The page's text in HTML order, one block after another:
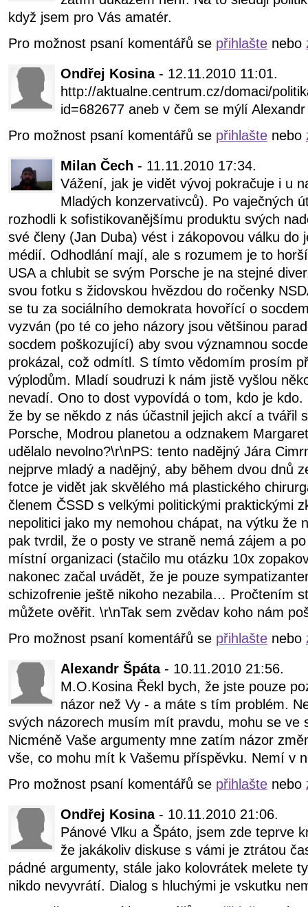
když jsem pro Vás amatér.
Pro možnost psaní komentářů se přihlašte nebo
Ondřej Kosina- 12.11.2010 11:01.
http://aktualne.centrum.cz/domaci/
id=682677 aneb v čem se mýlí
Pro možnost psaní komentářů se přihlašte nebo
Milan Čech - 11.11.2010 17:34.
Vážení, jak je vidět vývoj pokračuje i u
Mladých konzervativců). Po vaječných
rozhodli k sofistikovanějšímu produktu svých
své členy (Jan Duba) vést i zákopovou válku do
médií. Odhodlání mají, ale s rozumem je to
USA a chlubit se svým Porsche je na stejné
svou fotku s židovskou hvězdou do ročenky
se tu za sociálního demokrata hovořící o
vyzván (po té co jeho názory jsou většinou
socdem poškozující) aby svou významnou
prokázal, což odmítl. S tímto vědomím prosím
výplodům. Mladí soudruzi k nám jistě vyšlou
nevadí. Ono to dost vypovídá o tom, kdo je
že by se někdo z nás účastnil jejich akcí a tvářil
Porsche, Modrou planetou a odznakem
udělalo nevolno?\r\nPS: tento nadějný Jára
nejprve mladý a nadějný, aby během dvou dnů
fotce je vidět jak skvělého má plastického
členem ČSSD s velkými politickými praktickými
nepolitici jako my nemohou chápat, na výtku že
pak tvrdil, že o posty ve straně nemá zájem a
místní organizaci (stačilo mu otázku 10x
nakonec začal uvádět, že je pouze
schizofrenie ještě nikoho nezabila… Pročtením
můžete ověřit. \r\nTak sem zvědav koho nám
Pro možnost psaní komentářů se přihlašte nebo
Alexandr Špáta- 10.11.2010 21:56.
M.O.Kosina Řekl bych, že jste pouze
názor než Vy - a máte s tím problém.
svých názorech musím mít pravdu, mohu se ve
Nicméně Vaše argumenty mne zatím názor
vše, co mohu mít k Vašemu příspěvku. Nemí v
Pro možnost psaní komentářů se přihlašte nebo
Ondřej Kosina- 10.11.2010 21:06.
Pánové Vlku a Špáto, jsem zde teprve
že jakákoliv diskuse s vámi je ztrátou
pádné argumenty, stále jako kolovrátek melete
nikdo nevyvrátí. Dialog s hluchými je vskutku